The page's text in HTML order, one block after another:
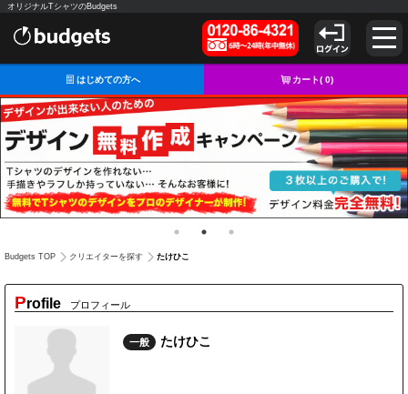
オリジナルTシャツのBudgets
はじめての方へ カート(0)
Budgets TOP クリエイターを探す たけひこ
Profile プロフィール
一般 たけひこ